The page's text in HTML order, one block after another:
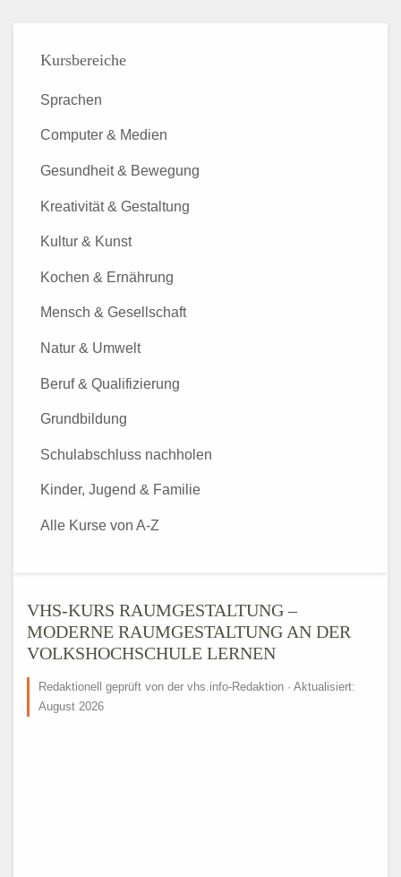
VHS-KURS RAUMGESTALTUNG –
MODERNE RAUMGESTALTUNG AN DER
VOLKSHOCHSCHULE LERNEN
Redaktionell geprüft von der vhs.info-Redaktion · Aktualisiert:
August 2026
Kursbereiche
Sprachen
Computer & Medien
Gesundheit & Bewegung
Kreativität & Gestaltung
Kultur & Kunst
Kochen & Ernährung
Mensch & Gesellschaft
Natur & Umwelt
Beruf & Qualifizierung
Grundbildung
Schulabschluss nachholen
Kinder, Jugend & Familie
Alle Kurse von A-Z